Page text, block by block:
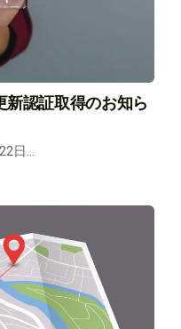
認証取得のお知ら
日...